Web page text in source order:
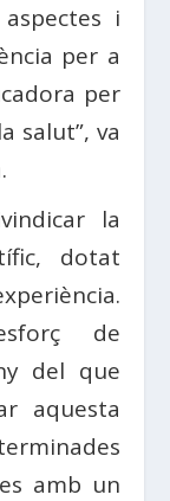
i
per a
per
salut”, va
la
dotat
de
del que
aquesta
amb un